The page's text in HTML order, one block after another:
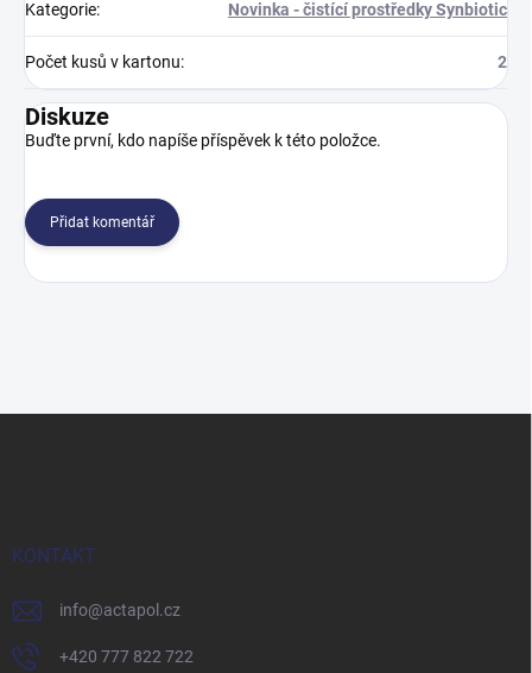
Kategorie: Novinka - čistící prostředky Synbiotic
Počet kusů v kartonu: 2
Diskuze
Buďte první, kdo napíše příspěvek k této položce.
Přidat komentář
KONTAKT
info@actapol.cz
+420 777 822 722